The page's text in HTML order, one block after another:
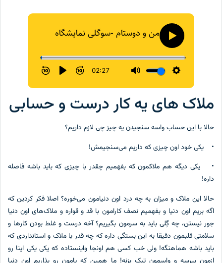
ملاک های یه کار درست و حسابی
حالا با این حساب واسه سنجیدن یه چیز چی لازم داریم؟
• یکی خود اون چیزی که داریم می‌سنجیمش!
• یکی دیگه هم ملاکمون که بفهمیم چقدر با چیزی که باید باشه فاصله
داره!
حالا این ملاک و میزان به چه درد اون دنیامون می‌خوره؟ اصلا فکر کردین که
اگه بریم اون دنیا و بفهمیم نصف کارامون با قد و قواره و ملاک‌های اون دنیا
جور نیستن، چه گِلی باید به سرمون بگیریم؟ آخه درست و غلط بودن کارها و
سلامتی قلبمون دقیقا به این بستگی داره که چه قدر با ملاک و استانداردی که
باید باشه هماهنگه! ولی خب کسی هم اونجا واینستاده که یکی یکی اینا رو
ازمون بپرسه و واسمون تیک بزنه! ما همین که پامون رو بذاریم اون دنیا